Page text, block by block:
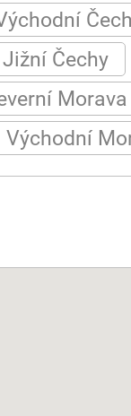
Jižní Čechy
Morava
Východní